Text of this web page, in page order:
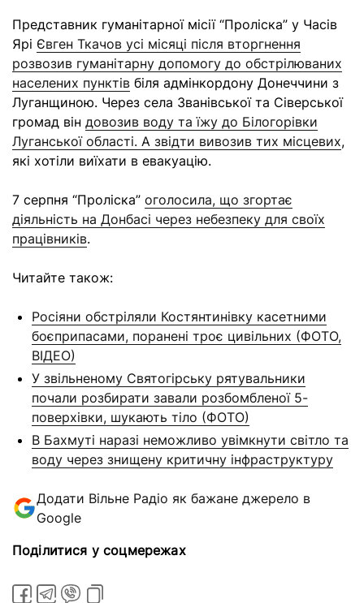
Представник гуманітарної місії “Проліска” у Часів
Ярі Євген Ткачов усі місяці після вторгнення
розвозив гуманітарну допомогу до обстрілюваних
населених пунктів біля адмінкордону Донеччини з
Луганщиною. Через села Званівської та Сіверської
громад він довозив воду та їжу до Білогорівки
Луганської області. А звідти вивозив тих місцевих,
які хотіли виїхати в евакуацію.
7 серпня “Проліска” оголосила, що згортає
діяльність на Донбасі через небезпеку для своїх
працівників.
Читайте також:
Росіяни обстріляли Костянтинівку касетними
боєприпасами, поранені троє цивільних (ФОТО,
ВІДЕО)
У звільненому Святогірську рятувальники
почали розбирати завали розбомбленої 5-
поверхівки, шукають тіло (ФОТО)
В Бахмуті наразі неможливо увімкнути світло та
воду через знищену критичну інфраструктуру
Додати Вільне Радіо як бажане джерело в
Google
Поділитися у соцмережах